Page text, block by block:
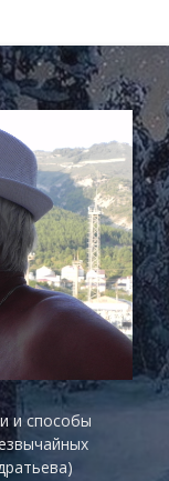
и способы